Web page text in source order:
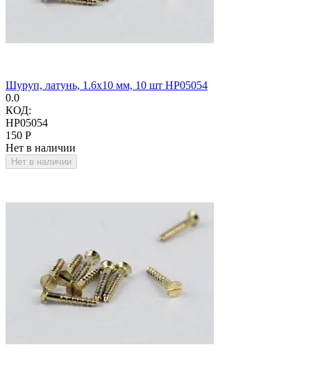
Шуруп, латунь, 1.6х10 мм, 10 шт HP05054
0.0
КОД:
HP05054
‍150‍ Р
Нет в наличии
Нет в наличии